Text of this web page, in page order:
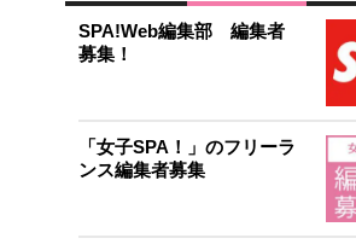
SPA!Web編集部 編集者
募集！
「女子SPA！」のフリーラ
ンス編集者募集